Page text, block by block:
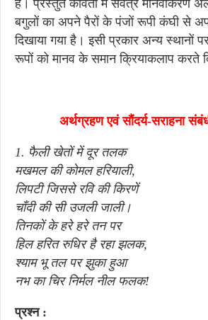
है। प्रस्तुत कविता में सर्वत्र मानवीकरण
बगुलों का अपने पैरों के पंजों रूपी कंघी से
दिखाया गया है। इसी प्रकार अन्य स्थानों
रूपों को मानव के समान क्रियाकलाप करते
अर्थग्रहण एवं सौंदर्य-सराहना
1. फैली खेतों में दूर तलक
मखमल की कोमल हरियाली,
लिपटी जिससे रवि की किरणें
चाँदी की सी उजली जाली।
तिनकों के हरे हरे तन पर
हिल हरित रुधिर है रहा झलक,
श्याम भू तल पर झुका हुआ
नभ का चिर निर्मल नील फलक!
प्रश्न :